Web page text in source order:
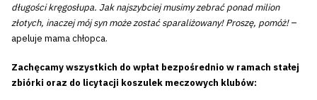
długości kręgosłupa. Jak najszybciej musimy zebrać ponad milion
złotych, inaczej mój syn może zostać sparaliżowany! Proszę, pomóż!–
apeluje mama chłopca.
Zachęcamy wszystkich do wpłat bezpośrednio w ramach stałej
zbiórki oraz do licytacji koszulek meczowych klubów: